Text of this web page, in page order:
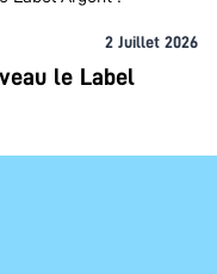
2 Juillet 2026
le Label